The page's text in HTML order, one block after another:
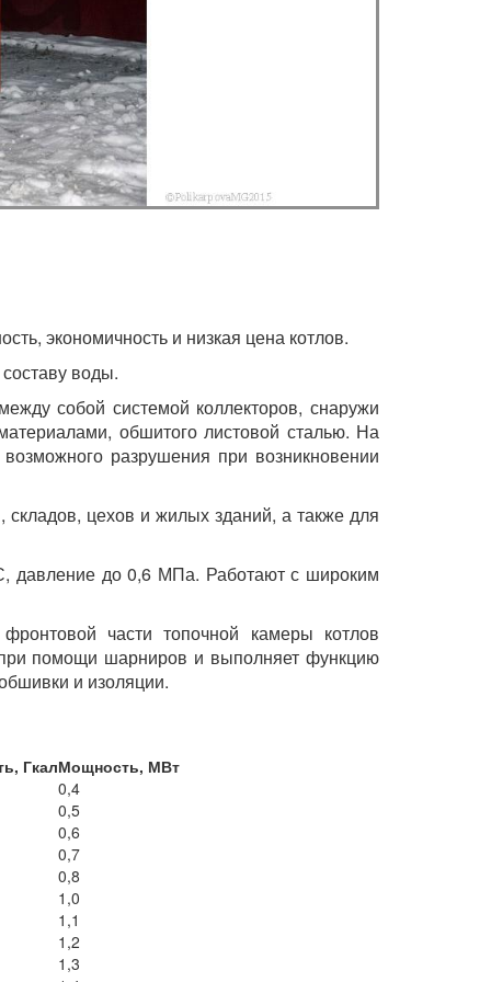
экономичность и низкая цена котлов.
воды.
собой системой коллекторов, снаружи
обшитого листовой сталью. На
разрушения при возникновении
цехов и жилых зданий, а также для
давление до 0,6 МПа. Работают с широким
части топочной камеры котлов
при помощи шарниров и выполняет функцию
и изоляции.
ГкалМощность, МВт
0,4
0,5
0,6
0,7
0,8
1,0
1,1
1,2
1,3